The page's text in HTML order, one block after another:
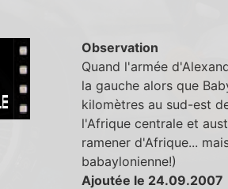
Observation
Quand l'armée
la gauche alors que
kilomètres au sud-est
l'Afrique centrale et
ramener d'Afrique...
babaylonienne!)
Ajoutée le 24.09.2007